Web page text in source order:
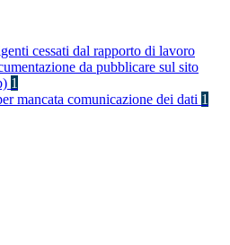
cessati dal rapporto di lavoro
da pubblicare sul sito
1
mancata comunicazione dei dati 1